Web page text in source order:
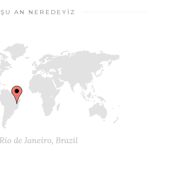
ŞU AN NEREDEYIZ